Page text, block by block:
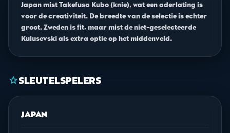
Japan mist Takefusa Kubo (knie), wat een aderlating is
voor de creativiteit. De breedte van de selectie is echter
groot. Zweden is fit, maar mist de niet-geselecteerde
Kulusevski als extra optie op het middenveld.
starSLEUTELSPELERS
JAPAN